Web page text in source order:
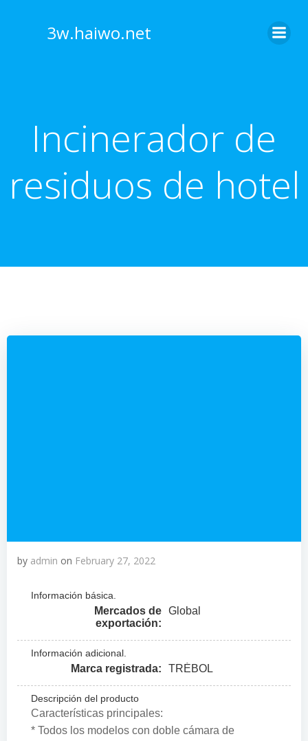
3w.haiwo.net
Incinerador de
residuos de hotel
by admin on February 27, 2022
Información básica.
Mercados de
exportación:
Global
Información adicional.
Marca registrada: TRÉBOL
Descripción del producto
Características principales:
* Todos los modelos con doble cámara de